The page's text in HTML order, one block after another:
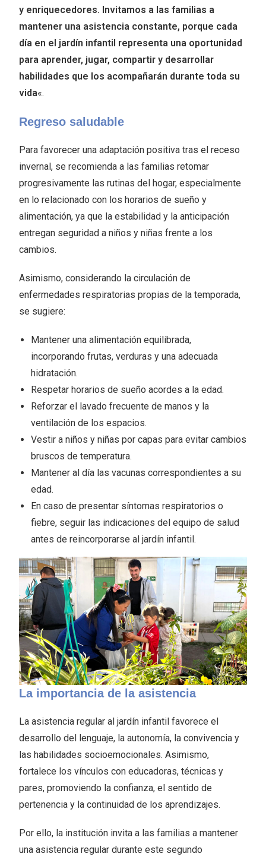
y enriquecedores. Invitamos a las familias a
mantener una asistencia constante, porque cada
día en el jardín infantil representa una oportunidad
para aprender, jugar, compartir y desarrollar
habilidades que los acompañarán durante toda su
vida«.
Regreso saludable
Para favorecer una adaptación positiva tras el receso
invernal, se recomienda a las familias retomar
progresivamente las rutinas del hogar, especialmente
en lo relacionado con los horarios de sueño y
alimentación, ya que la estabilidad y la anticipación
entregan seguridad a niños y niñas frente a los
cambios.
Asimismo, considerando la circulación de
enfermedades respiratorias propias de la temporada,
se sugiere:
Mantener una alimentación equilibrada,
incorporando frutas, verduras y una adecuada
hidratación.
Respetar horarios de sueño acordes a la edad.
Reforzar el lavado frecuente de manos y la
ventilación de los espacios.
Vestir a niños y niñas por capas para evitar cambios
bruscos de temperatura.
Mantener al día las vacunas correspondientes a su
edad.
En caso de presentar síntomas respiratorios o
fiebre, seguir las indicaciones del equipo de salud
antes de reincorporarse al jardín infantil.
La importancia de la asistencia
La asistencia regular al jardín infantil favorece el
desarrollo del lenguaje, la autonomía, la convivencia y
las habilidades socioemocionales. Asimismo,
fortalece los vínculos con educadoras, técnicas y
pares, promoviendo la confianza, el sentido de
pertenencia y la continuidad de los aprendizajes.
Por ello, la institución invita a las familias a mantener
una asistencia regular durante este segundo